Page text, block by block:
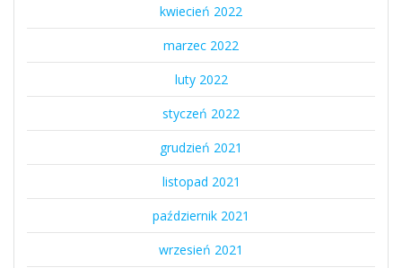
kwiecień 2022
marzec 2022
luty 2022
styczeń 2022
grudzień 2021
listopad 2021
październik 2021
wrzesień 2021